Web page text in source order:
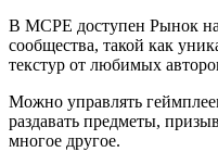
В MCPE доступен Рынок
сообщества, такой как
текстур от любимых
Можно управлять
раздавать предметы,
многое другое.